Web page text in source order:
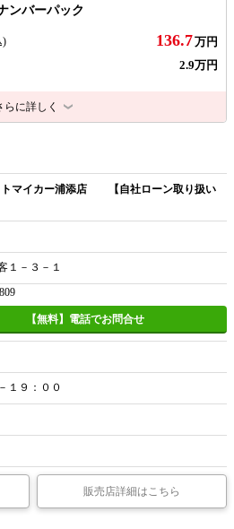
ンバーパック
) 136.7万円
2.9万円
らに詳しく
トマイカー浦添店 【自社ローン取り扱い
１－３－１
【無料】電話でお問合せ
１９：００
販売店詳細はこちら